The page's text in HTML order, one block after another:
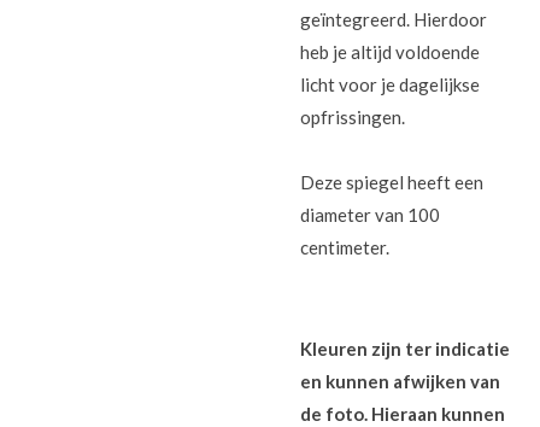
geïntegreerd. Hierdoor
heb je altijd voldoende
licht voor je dagelijkse
opfrissingen.
Deze spiegel heeft een
diameter van 100
centimeter.
Kleuren zijn ter indicatie
en kunnen afwijken van
de foto. Hieraan kunnen